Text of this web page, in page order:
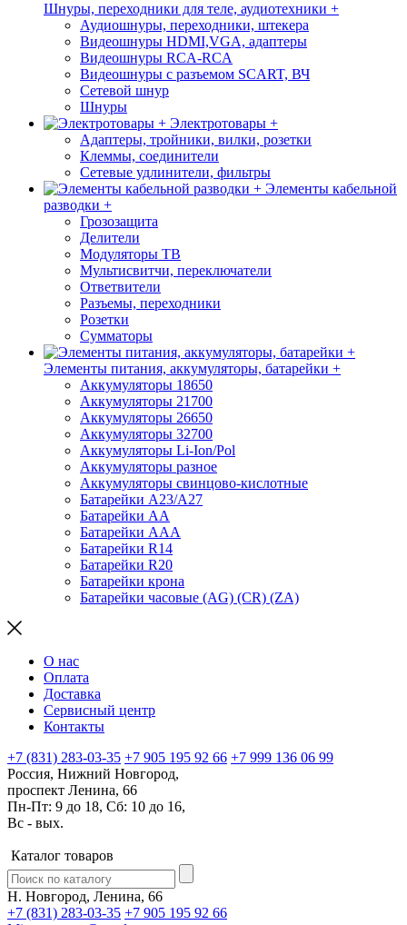
Шнуры, переходники для теле, аудиотехники +
Аудиошнуры, переходники, штекера
Видеошнуры HDMI,VGA, адаптеры
Видеошнуры RCA-RCA
Видеошнуры с разъемом SCART, ВЧ
Сетевой шнур
Шнуры
Электротовары +
Адаптеры, тройники, вилки, розетки
Клеммы, соединители
Сетевые удлинители, фильтры
Элементы кабельной
разводки +
Грозозащита
Делители
Модуляторы ТВ
Мультисвитчи, переключатели
Ответвители
Разъемы, переходники
Розетки
Сумматоры
Элементы питания, аккумуляторы, батарейки +
Аккумуляторы 18650
Аккумуляторы 21700
Аккумуляторы 26650
Аккумуляторы 32700
Аккумуляторы Li-Ion/Pol
Аккумуляторы разное
Аккумуляторы свинцово-кислотные
Батарейки A23/A27
Батарейки AA
Батарейки AAA
Батарейки R14
Батарейки R20
Батарейки крона
Батарейки часовые (AG) (CR) (ZA)
О нас
Оплата
Доставка
Сервисный центр
Контакты
+7 (831) 283-03-35 +7 905 195 92 66 +7 999 136 06 99
Россия, Нижний Новгород,
проспект Ленина, 66
Пн-Пт: 9 до 18, Сб: 10 до 16,
Вс - вых.
Каталог товаров
Н. Новгород, Ленина, 66
+7 (831) 283-03-35 +7 905 195 92 66